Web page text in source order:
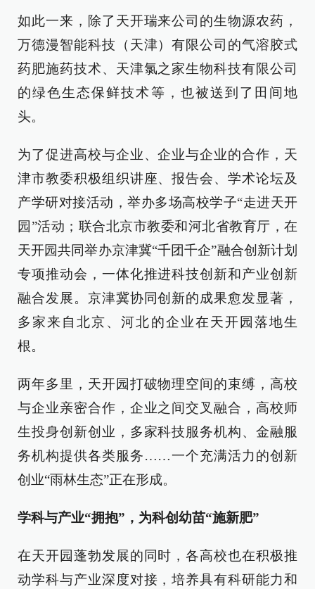
如此一来，除了天开瑞来公司的生物源农药，
万德漫智能科技（天津）有限公司的气溶胶式
药肥施药技术、天津氯之家生物科技有限公司
的绿色生态保鲜技术等，也被送到了田间地
头。
为了促进高校与企业、企业与企业的合作，天
津市教委积极组织讲座、报告会、学术论坛及
产学研对接活动，举办多场高校学子“走进天开
园”活动；联合北京市教委和河北省教育厅，在
天开园共同举办京津冀“千团千企”融合创新计划
专项推动会，一体化推进科技创新和产业创新
融合发展。京津冀协同创新的成果愈发显著，
多家来自北京、河北的企业在天开园落地生
根。
两年多里，天开园打破物理空间的束缚，高校
与企业亲密合作，企业之间交叉融合，高校师
生投身创新创业，多家科技服务机构、金融服
务机构提供各类服务……一个充满活力的创新
创业“雨林生态”正在形成。
学科与产业“拥抱”，为科创幼苗“施新肥”
在天开园蓬勃发展的同时，各高校也在积极推
动学科与产业深度对接，培养具有科研能力和